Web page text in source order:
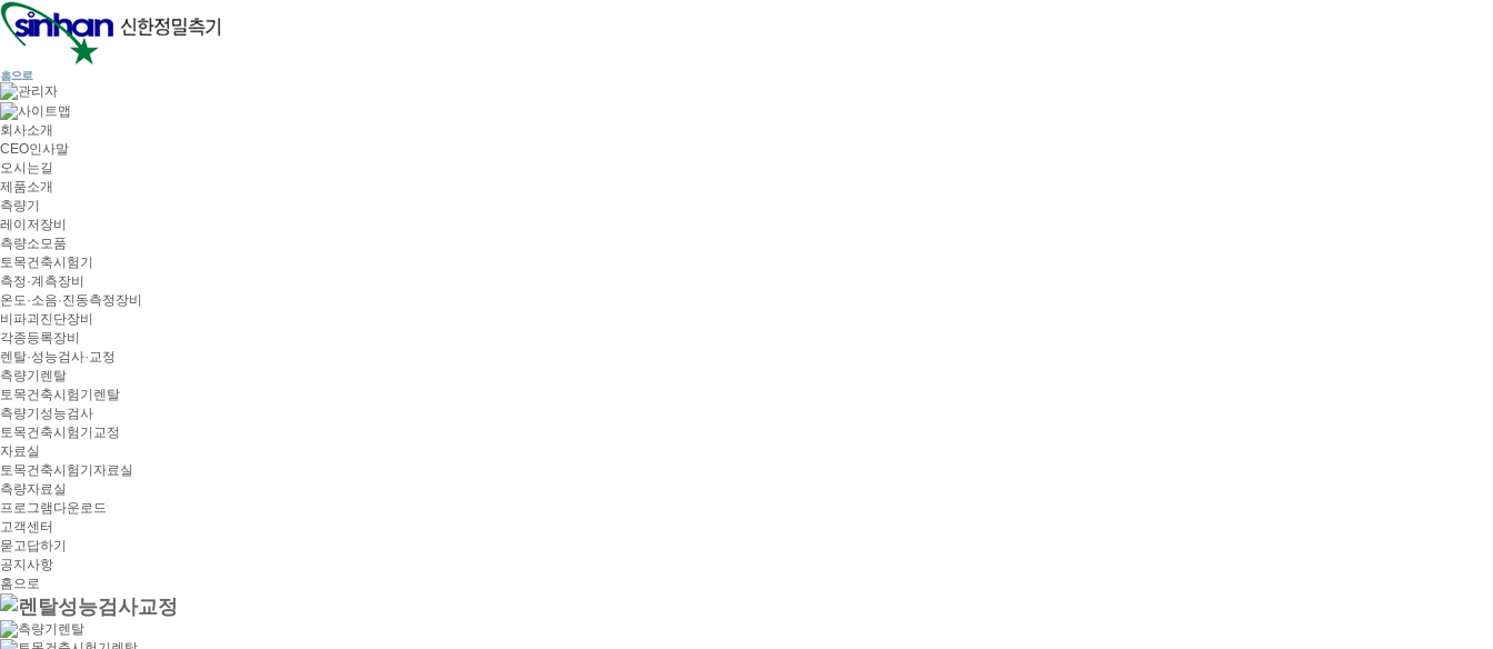
회사소개
CEO인사말
오시는길
제품소개
측량기
레이저장비
측량소모품
토목건축시험기
측정·계측장비
온도·소음·진동측정장비
비파괴진단장비
각종등록장비
렌탈·성능검사·교정
측량기렌탈
토목건축시험기렌탈
측량기성능검사
토목건축시험기교정
자료실
토목건축시험기자료실
측량자료실
프로그램다운로드
고객센터
묻고답하기
공지사항
홈으로